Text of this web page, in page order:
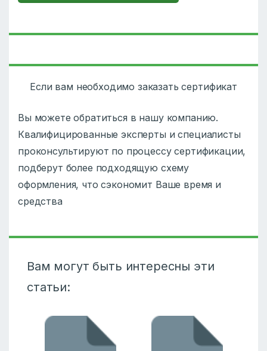
Если вам необходимо заказать сертификат
Вы можете обратиться в нашу компанию.
Квалифицированные эксперты и специалисты
проконсультируют по процессу сертификации,
подберут более подходящую схему
оформления, что сэкономит Ваше время и
средства
Вам могут быть интересны эти
статьи: